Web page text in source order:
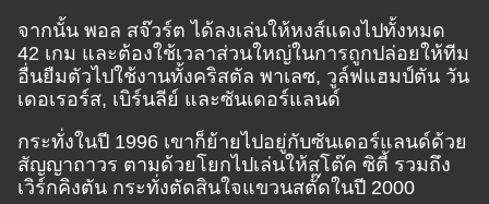
จากนั้น พอล สจ๊วร์ต ได้ลงเล่นให้หงส์แดงไปทั้งหมด
42 เกม และต้องใช้เวลาส่วนใหญ่ในการถูกปล่อยให้ทีม
อื่นยืมตัวไปใช้งานทั้งคริสตัล พาเลซ, วูล์ฟแฮมป์ตัน วัน
เดอเรอร์ส, เบิร์นลีย์ และซันเดอร์แลนด์
กระทั่งในปี 1996 เขาก็ย้ายไปอยู่กับซันเดอร์แลนด์ด้วย
สัญญาถาวร ตามด้วยโยกไปเล่นให้สโต๊ค ซิตี้ รวมถึง
เวิร์กคิงตัน กระทั่งตัดสินใจแขวนสตั๊ดในปี 2000